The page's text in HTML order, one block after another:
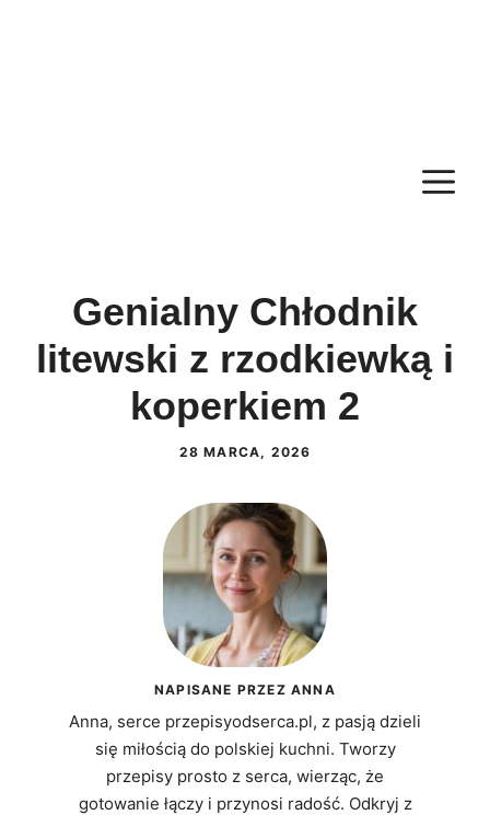
Genialny Chłodnik
litewski z rzodkiewką i
koperkiem 2
28 MARCA, 2026
NAPISANE PRZEZ ANNA
Anna, serce przepisyodserca.pl, z pasją dzieli
się miłością do polskiej kuchni. Tworzy
przepisy prosto z serca, wierząc, że
gotowanie łączy i przynosi radość. Odkryj z